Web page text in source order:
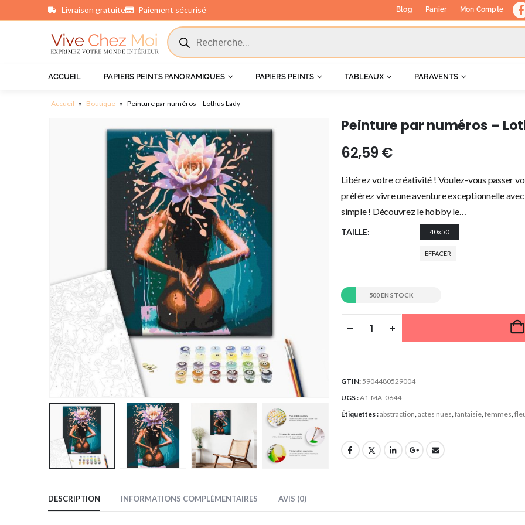
Livraison gratuite Paiement sécurisé Blog Panier Mon Compte
ACCUEIL PAPIERS PEINTS PANORAMIQUES PAPIERS PEINTS TABLEAUX PARAVENTS
Accueil » Boutique » Peinture par numéros – Lothus Lady
Peinture par numéros –
62,59 €
Libérez votre créativité ! Voulez-vous passer
préférez vivre une aventure exceptionnelle
simple ! Découvrez le hobby le…
TAILLE 40x50
EFFACER
500 EN STOCK
GTIN: 5904480529004
UGS :A1-MA_0644
Étiquettes :abstraction actes nues fantaisie, femmes
DESCRIPTION INFORMATIONS COMPLÉMENTAIRES AVIS (0)